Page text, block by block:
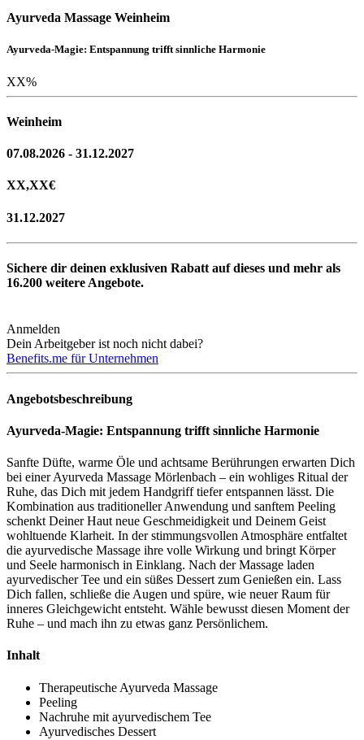
Ayurveda Massage Weinheim
Ayurveda-Magie: Entspannung trifft sinnliche Harmonie
XX%
Weinheim
07.08.2026 - 31.12.2027
XX,XX€
31.12.2027
Sichere dir deinen exklusiven Rabatt auf dieses und mehr als
16.200 weitere Angebote.
Anmelden
Dein Arbeitgeber ist noch nicht dabei?
Benefits.me für Unternehmen
Angebotsbeschreibung
Ayurveda-Magie: Entspannung trifft sinnliche Harmonie
Sanfte Düfte, warme Öle und achtsame Berührungen erwarten Dich
bei einer Ayurveda Massage Mörlenbach – ein wohliges Ritual der
Ruhe, das Dich mit jedem Handgriff tiefer entspannen lässt. Die
Kombination aus traditioneller Anwendung und sanftem Peeling
schenkt Deiner Haut neue Geschmeidigkeit und Deinem Geist
wohltuende Klarheit. In der stimmungsvollen Atmosphäre entfaltet
die ayurvedische Massage ihre volle Wirkung und bringt Körper
und Seele harmonisch in Einklang. Nach der Massage laden
ayurvedischer Tee und ein süßes Dessert zum Genießen ein. Lass
Dich fallen, schließe die Augen und spüre, wie neuer Raum für
inneres Gleichgewicht entsteht. Wähle bewusst diesen Moment der
Ruhe – und mach ihn zu etwas ganz Persönlichem.
Inhalt
Therapeutische Ayurveda Massage
Peeling
Nachruhe mit ayurvedischem Tee
Ayurvedisches Dessert